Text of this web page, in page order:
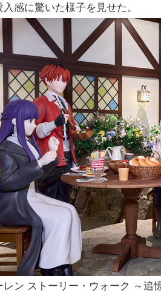
感に驚いた様子を見せた。
レン ストーリー・ウォーク ～